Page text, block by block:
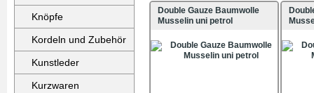
Knöpfe
Kordeln und Zubehör
Kunstleder
Kurzwaren
Double Gauze Baumwolle
Musselin uni petrol